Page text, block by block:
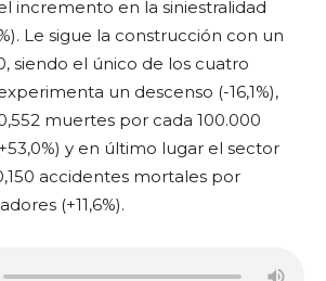
incremento en la siniestralidad
Le sigue la construcción con un
siendo el único de los cuatro
un descenso (-16,1%),
muertes por cada 100.000
y en último lugar el sector
accidentes mortales por
(+11,6%).